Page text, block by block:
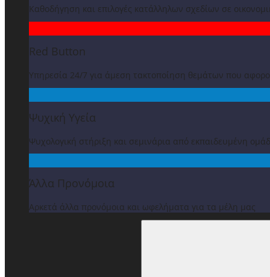
Καθοδήγηση και επιλογές κατάλληλων σχεδίων σε
Red Button
Υπηρεσία 24/7 για άμεση τακτοποίηση θεμάτων που
Ψυχική Υγεία
Ψυχολογική στήριξη και σεμινάρια από εκπαιδευμένη
Άλλα Προνόμοια
Αρκετά άλλα προνόμοια και ωφελήματα για τα μέλη μας